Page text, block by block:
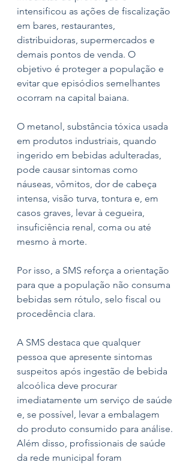
intensificou as ações de fiscalização
em bares, restaurantes,
distribuidoras, supermercados e
demais pontos de venda. O
objetivo é proteger a população e
evitar que episódios semelhantes
ocorram na capital baiana.
O metanol, substância tóxica usada
em produtos industriais, quando
ingerido em bebidas adulteradas,
pode causar sintomas como
náuseas, vômitos, dor de cabeça
intensa, visão turva, tontura e, em
casos graves, levar à cegueira,
insuficiência renal, coma ou até
mesmo à morte.
Por isso, a SMS reforça a orientação
para que a população não consuma
bebidas sem rótulo, selo fiscal ou
procedência clara.
A SMS destaca que qualquer
pessoa que apresente sintomas
suspeitos após ingestão de bebida
alcoólica deve procurar
imediatamente um serviço de saúde
e, se possível, levar a embalagem
do produto consumido para análise.
Além disso, profissionais de saúde
da rede municipal foram